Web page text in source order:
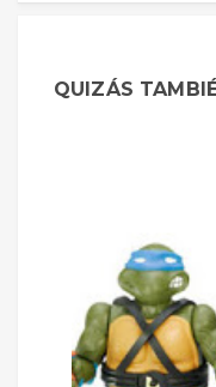
QUIZÁS